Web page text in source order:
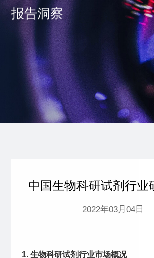
报告洞察
中国生物科研试剂行业
2022年03月04日
1. 生物科研试剂行业市场概况